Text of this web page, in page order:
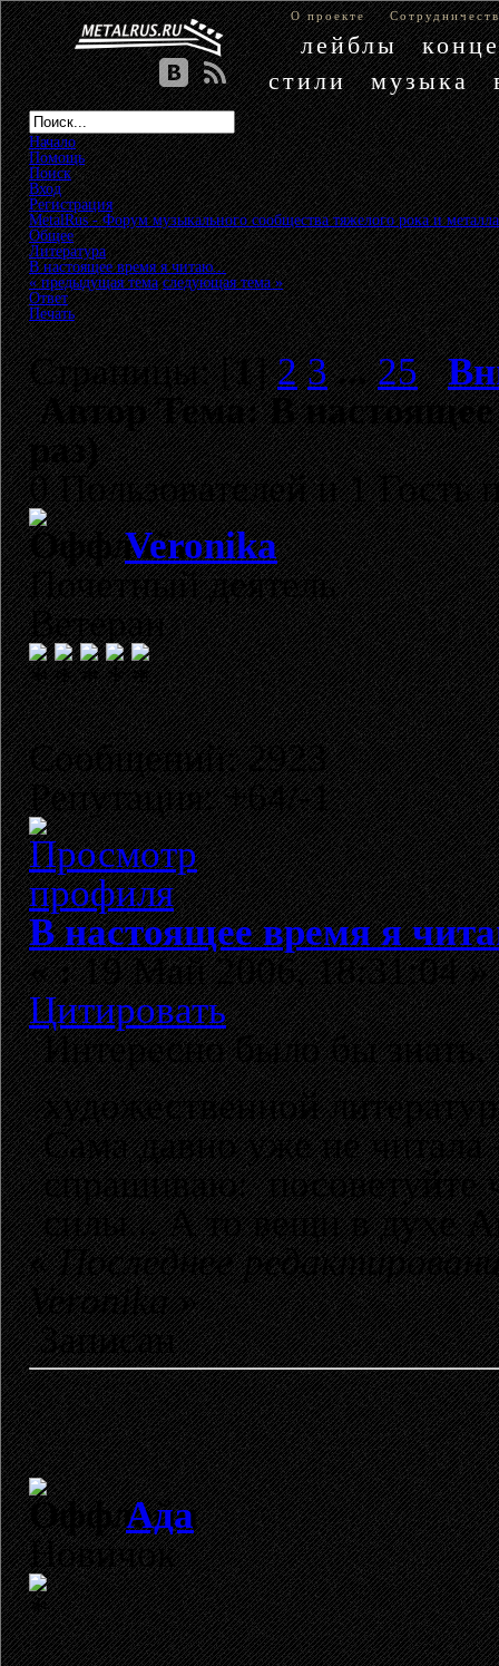
О проекте
лейблы
стили
музыка
Начало
Помощь
Поиск
Вход
Регистрация
MetalRus - Форум музыкального сообщества тяжелого рока и металла
Общее»
Литература»
В настоящее время я читаю...
« предыдущая тема следующая тема »
Ответ
Печать
Страницы: [1]2 3 ...25
АвторТема: В
раз)
0 Пользователей и 1 Гость
Veronika
Почетный деятель
Ветеран
Сообщений: 2923
Репутация: +64/-1
В настоящее время я
«:19 Май 2006, 18:31:04 »
Цитировать
Интересно было бы знать,
художественной
Сама давно уже не читала
спрашиваю: посоветуйте
силы... А то вещи в духе
«Последнее
Veronika»
Записан
Ада
Новичок